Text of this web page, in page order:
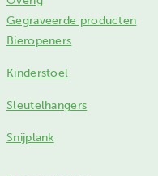
Gegraveerde producten
Bieropeners
Kinderstoel
Sleutelhangers
Snijplank